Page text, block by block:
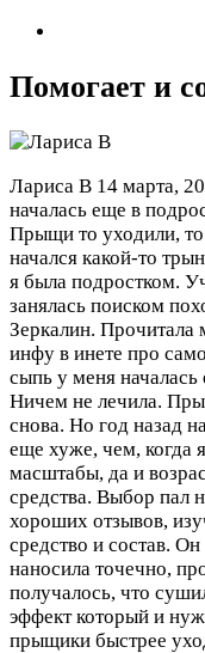
Помогает и
Лариса В 14 марта,
началась еще в
Прыщи то уходили, то
начался какой-то
я была подростком.
занялась поиском
Зеркалин. Прочитала
инфу в инете про
сыпь у меня началась
Ничем не лечила.
снова. Но год назад
еще хуже, чем, когда
масштабы, да и
средства. Выбор пал
хороших отзывов,
средство и состав.
наносила точечно,
получалось, что
эффект который и
прыщики быстрее